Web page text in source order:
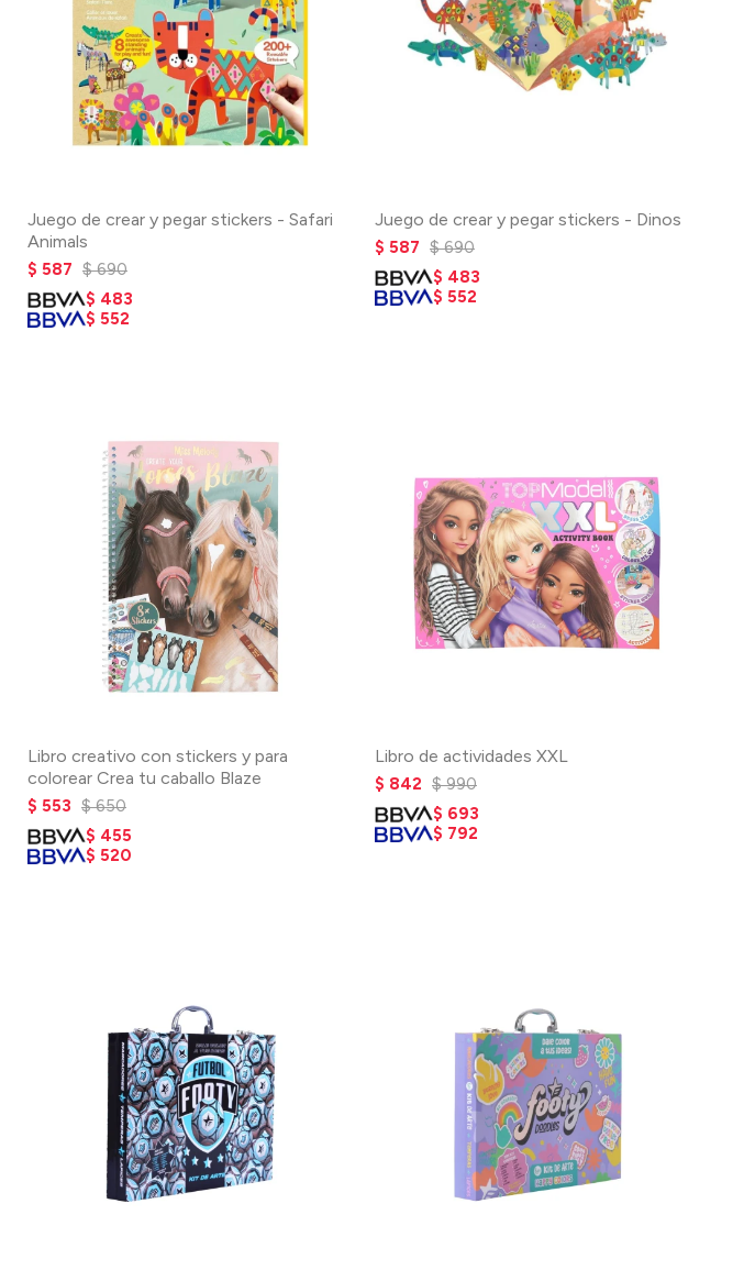
Juego de crear y pegar stickers - Safari
Animals
$ 587 $ 690
$ 483
$ 552
Juego de crear y pegar stickers - Dinos
$ 587 $ 690
$ 483
$ 552
Libro creativo con stickers y para
colorear Crea tu caballo Blaze
$ 553 $ 650
$ 455
$ 520
Libro de actividades XXL
$ 842 $ 990
$ 693
$ 792